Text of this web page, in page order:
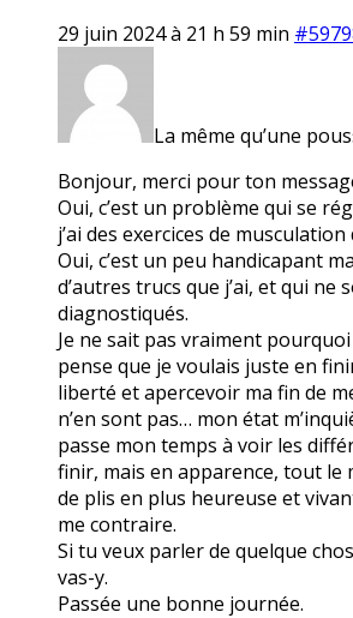
29 juin 2024 à 21 h 59 min
La même qu’une
Bonjour, merci pour ton
Oui, c’est un problème qui se
j’ai des exercices de
Oui, c’est un peu handicapant
d’autres trucs que j’ai, et qui ne
diagnostiqués.
Je ne sait pas vraiment
pense que je voulais juste en
liberté et apercevoir ma fin de
n’en sont pas… mon état
passe mon temps à voir les
finir, mais en apparence, tout le
de plis en plus heureuse et
me contraire.
Si tu veux parler de quelque
vas-y.
Passée une bonne journée.